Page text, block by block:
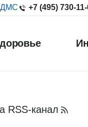
ДМС +7 (495) 730-
RSS-канал